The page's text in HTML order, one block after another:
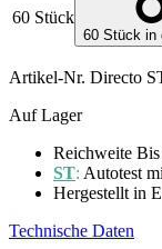
60 Stück
60 Stück in
Artikel-Nr. Directo
Auf Lager
Reichweite Bis
ST: Autotest
Hergestellt in
Technische Daten